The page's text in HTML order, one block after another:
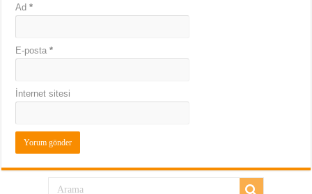
Ad*
E-posta*
İnternet sitesi